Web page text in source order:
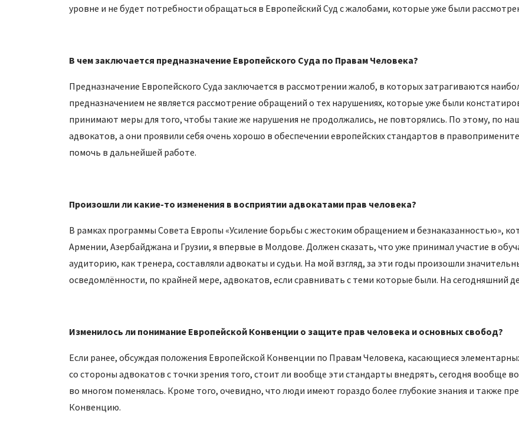
уровне и не будет потребности обращаться в Европейский Суд с жалобами, которые уже были
В чем заключается предназначение Европейского Суда по Правам Человека?
Предназначение Европейского Суда заключается в рассмотрении жалоб, в которых затрагиваются
предназначением не является рассмотрение обращений о тех нарушениях, которые уже были
принимают меры для того, чтобы такие же нарушения не продолжались, не повторялись. По этому, по
адвокатов, а они проявили себя очень хорошо в обеспечении европейских стандартов в
помочь в дальнейшей работе.
Произошли ли какие-то изменения в восприятии адвокатами прав человека?
В рамках программы Совета Европы «Усиление борьбы с жестоким обращением и безнаказанностью»,
Армении, Азербайджана и Грузии, я впервые в Молдове. Должен сказать, что уже принимал участие в
аудиторию, как тренера, составляли адвокаты и судьи. На мой взгляд, за эти годы произошли
осведомлённости, по крайней мере, адвокатов, если сравнивать с теми которые были. На сегодняшний
Изменилось ли понимание Европейской Конвенции о защите прав человека и основных свобод?
Если ранее, обсуждая положения Европейской Конвенции по Правам Человека, касающиеся
со стороны адвокатов с точки зрения того, стоит ли вообще эти стандарты внедрять, сегодня вообще
во многом поменялась. Кроме того, очевидно, что люди имеют гораздо более глубокие знания и также
Конвенцию.